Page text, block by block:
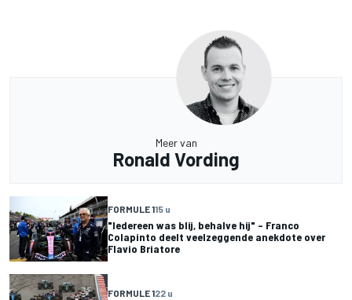
Meer van
Ronald Vording
FORMULE 115 u
"Iedereen was blij, behalve hij" – Franco
Colapinto deelt veelzeggende anekdote over
Flavio Briatore
FORMULE 122 u